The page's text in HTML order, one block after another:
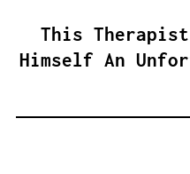
G
This
Himself An